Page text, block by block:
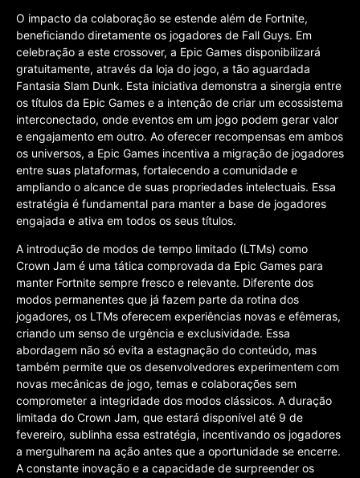
O impacto da colaboração se estende além de Fortnite,
beneficiando diretamente os jogadores de Fall Guys. Em
celebração a este crossover, a Epic Games disponibilizará
gratuitamente, através da loja do jogo, a tão aguardada
Fantasia Slam Dunk. Esta iniciativa demonstra a sinergia entre
os títulos da Epic Games e a intenção de criar um ecossistema
interconectado, onde eventos em um jogo podem gerar valor
e engajamento em outro. Ao oferecer recompensas em ambos
os universos, a Epic Games incentiva a migração de jogadores
entre suas plataformas, fortalecendo a comunidade e
ampliando o alcance de suas propriedades intelectuais. Essa
estratégia é fundamental para manter a base de jogadores
engajada e ativa em todos os seus títulos.
A introdução de modos de tempo limitado (LTMs) como
Crown Jam é uma tática comprovada da Epic Games para
manter Fortnite sempre fresco e relevante. Diferente dos
modos permanentes que já fazem parte da rotina dos
jogadores, os LTMs oferecem experiências novas e efêmeras,
criando um senso de urgência e exclusividade. Essa
abordagem não só evita a estagnação do conteúdo, mas
também permite que os desenvolvedores experimentem com
novas mecânicas de jogo, temas e colaborações sem
comprometer a integridade dos modos clássicos. A duração
limitada do Crown Jam, que estará disponível até 9 de
fevereiro, sublinha essa estratégia, incentivando os jogadores
a mergulharem na ação antes que a oportunidade se encerre.
A constante inovação e a capacidade de surpreender os